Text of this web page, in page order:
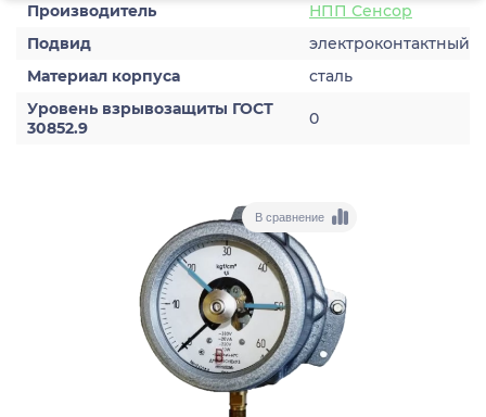
Производитель
НПП Сенсор
Подвид
электроконтактный
Материал корпуса
сталь
Уровень взрывозащиты ГОСТ
30852.9
0
В сравнение